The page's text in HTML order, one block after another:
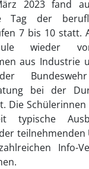
2023 fand
Tag der
7 bis 10 statt.
wieder
aus Industrie
bei der
Die
typische
Info-